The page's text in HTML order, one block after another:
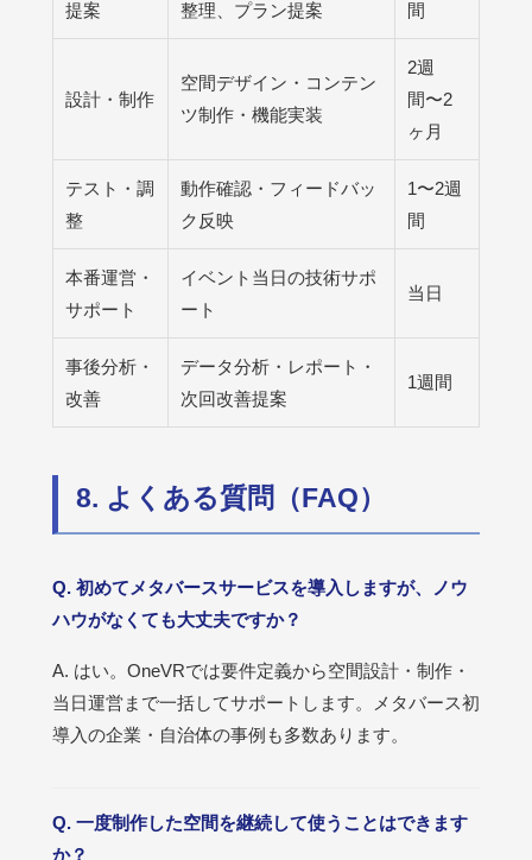
提案 整理、プラン提案 間
設計・制作
空間デザイン・コンテン
ツ制作・機能実装
2週
間〜2
ヶ月
テスト・調
整
動作確認・フィードバッ
ク反映
1〜2週
間
本番運営・
サポート
イベント当日の技術サポ
ート
当日
事後分析・
改善
データ分析・レポート・
次回改善提案
1週間
8. よくある質問（FAQ）
Q. 初めてメタバースサービスを導入しますが、ノウ
ハウがなくても大丈夫ですか？
A. はい。OneVRでは要件定義から空間設計・制作・
当日運営まで一括してサポートします。メタバース初
導入の企業・自治体の事例も多数あります。
Q. 一度制作した空間を継続して使うことはできます
か？